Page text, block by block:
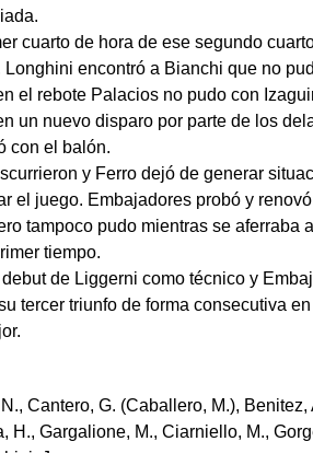
cuarto de hora de ese segundo
Longhini encontró a Bianchi que no
el rebote Palacios no pudo con
un nuevo disparo por parte de los
con el balón.
y Ferro dejó de generar
el juego. Embajadores probó y
tampoco pudo mientras se aferraba
tiempo.
de Liggerni como técnico y
tercer triunfo de forma consecutiva
Cantero, G. (Caballero, M.), Benitez,
H., Gargalione, M., Ciarniello, M.,